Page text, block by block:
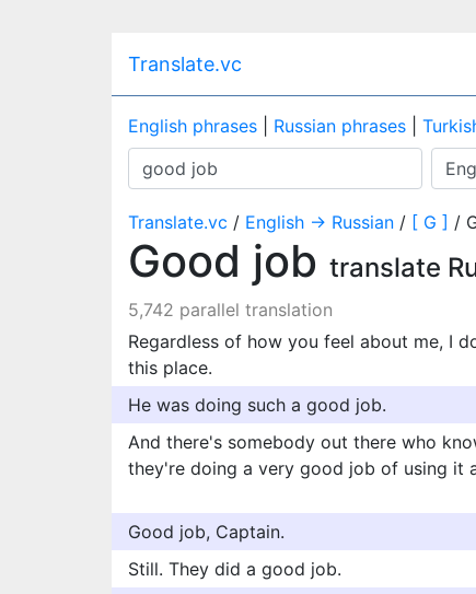
Translate.vc
English phrases Russian phrases
Translate.vc / English → Russian / [ G ] /
Good job translate
5,742 parallel translation
Regardless of how you feel about me, I
this place.
He was doing such a good job.
And there's somebody out there who
they're doing a very good job of using it
Good job, Captain.
Still. They did a good job.